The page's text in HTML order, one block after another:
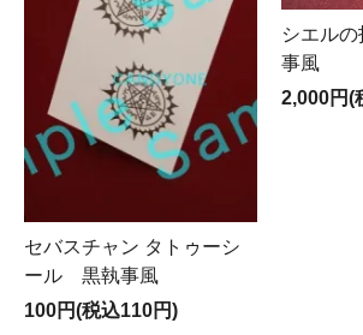
セバスチャン タトゥーシ
ール 黒執事風
100円(税込110円)
シエル
事風
2,000円(